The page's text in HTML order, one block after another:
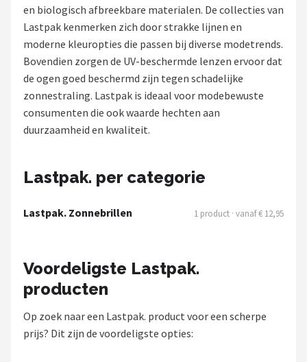
POPULAIRE MERKEN
Polaroid
Kingseven
Sinner
Montuurtjevoorjou
Maesy
Zonnebril Dames
en biologisch afbreekbare materialen. De collecties van
Lastpak kenmerken zich door strakke lijnen en
moderne kleuropties die passen bij diverse modetrends.
Bovendien zorgen de UV-beschermde lenzen ervoor dat
de ogen goed beschermd zijn tegen schadelijke
zonnestraling. Lastpak is ideaal voor modebewuste
consumenten die ook waarde hechten aan
duurzaamheid en kwaliteit.
Lastpak. per categorie
Lastpak. Zonnebrillen 1 product · vanaf € 12,95
Voordeligste Lastpak.
producten
Op zoek naar een Lastpak. product voor een scherpe
prijs? Dit zijn de voordeligste opties: